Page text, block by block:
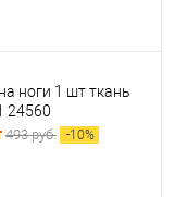
ноги 1 шт ткань
24560
493 руб. -10%